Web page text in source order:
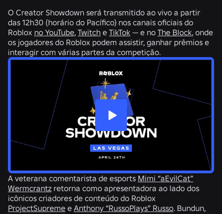
O Creator Showdown será transmitido ao vivo a partir
das 12h30 (horário do Pacífico) nos canais oficiais do
Roblox no YouTube, Twitch e TikTok — e no The Block, onde
os jogadores do Roblox podem assistir, ganhar prêmios e
interagir com várias partes da competição.
A veterana comentarista de esports Mimi “aEvilCat”
Wermcrantz retorna como apresentadora ao lado dos
icônicos criadores de conteúdo do Roblox
ProjectSupreme e Anthony “RussoPlays” Russo. Bundun,